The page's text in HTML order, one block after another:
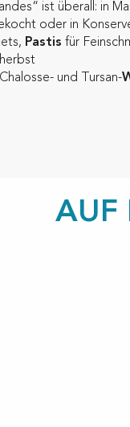
ist überall: in
oder in
Pastis für
und Tursan-
AUF